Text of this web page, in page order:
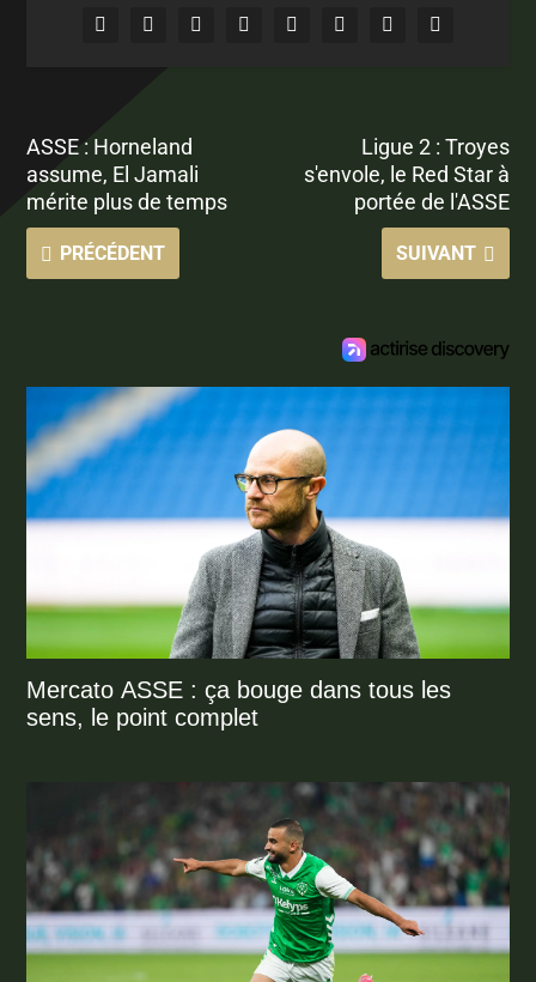
ASSE : Horneland
assume, El Jamali
mérite plus de temps
PRÉCÉDENT
Ligue 2 : Troyes
s'envole, le Red Star à
portée de l'ASSE
SUIVANT
Mercato ASSE : ça bouge dans tous les
sens, le point complet